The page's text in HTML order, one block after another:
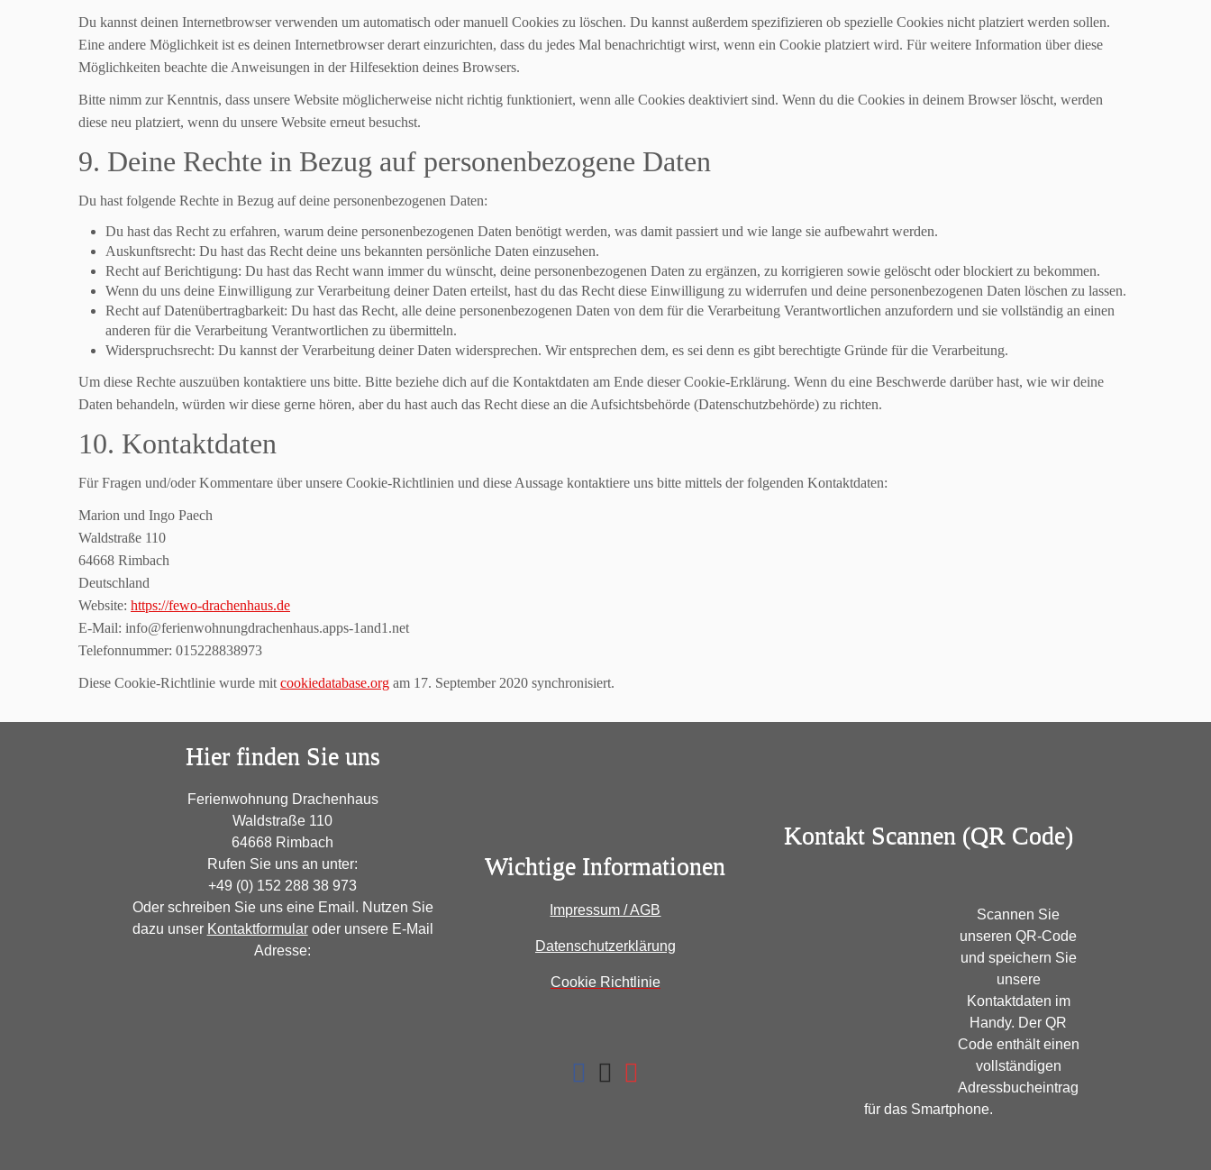
Du kannst deinen Internetbrowser verwenden um automatisch oder manuell Cookies zu löschen. Du kannst außerdem spezifizieren ob spezielle Cookies nicht platziert werden sollen.
Eine andere Möglichkeit ist es deinen Internetbrowser derart einzurichten, dass du jedes Mal benachrichtigt wirst, wenn ein Cookie platziert wird. Für weitere Information über diese
Möglichkeiten beachte die Anweisungen in der Hilfesektion deines Browsers.
Bitte nimm zur Kenntnis, dass unsere Website möglicherweise nicht richtig funktioniert, wenn alle Cookies deaktiviert sind. Wenn du die Cookies in deinem Browser löscht, werden
diese neu platziert, wenn du unsere Website erneut besuchst.
9. Deine Rechte in Bezug auf personenbezogene Daten
Du hast folgende Rechte in Bezug auf deine personenbezogenen Daten:
Du hast das Recht zu erfahren, warum deine personenbezogenen Daten benötigt werden, was damit passiert und wie lange sie aufbewahrt werden.
Auskunftsrecht: Du hast das Recht deine uns bekannten persönliche Daten einzusehen.
Recht auf Berichtigung: Du hast das Recht wann immer du wünscht, deine personenbezogenen Daten zu ergänzen, zu korrigieren sowie gelöscht oder blockiert zu bekommen.
Wenn du uns deine Einwilligung zur Verarbeitung deiner Daten erteilst, hast du das Recht diese Einwilligung zu widerrufen und deine personenbezogenen Daten löschen zu lassen.
Recht auf Datenübertragbarkeit: Du hast das Recht, alle deine personenbezogenen Daten von dem für die Verarbeitung Verantwortlichen anzufordern und sie vollständig an einen
anderen für die Verarbeitung Verantwortlichen zu übermitteln.
Widerspruchsrecht: Du kannst der Verarbeitung deiner Daten widersprechen. Wir entsprechen dem, es sei denn es gibt berechtigte Gründe für die Verarbeitung.
Um diese Rechte auszuüben kontaktiere uns bitte. Bitte beziehe dich auf die Kontaktdaten am Ende dieser Cookie-Erklärung. Wenn du eine Beschwerde darüber hast, wie wir deine
Daten behandeln, würden wir diese gerne hören, aber du hast auch das Recht diese an die Aufsichtsbehörde (Datenschutzbehörde) zu richten.
10. Kontaktdaten
Für Fragen und/oder Kommentare über unsere Cookie-Richtlinien und diese Aussage kontaktiere uns bitte mittels der folgenden Kontaktdaten:
Marion und Ingo Paech
Waldstraße 110
64668 Rimbach
Deutschland
Website: https://fewo-drachenhaus.de
E-Mail: info@ferienwohnungdrachenhaus.apps-1and1.net
Telefonnummer: 015228838973
Diese Cookie-Richtlinie wurde mit cookiedatabase.org am 17. September 2020 synchronisiert.
Hier finden Sie uns
Ferienwohnung Drachenhaus
Waldstraße 110
64668 Rimbach
Rufen Sie uns an unter:
+49 (0) 152 288 38 973
Oder schreiben Sie uns eine Email. Nutzen Sie
dazu unser Kontaktformularoder unsere E-Mail
Adresse:
Wichtige Informationen
Impressum / AGB
Datenschutzerklärung
Cookie Richtlinie
fab
fa-
fab
fa-
Kontakt Scannen (QR Code)
Scannen Sie
unseren QR-Code
und speichern Sie
unsere
Kontaktdaten im
Handy. Der QR
Code enthält einen
vollständigen
Adressbucheintrag
für das Smartphone.